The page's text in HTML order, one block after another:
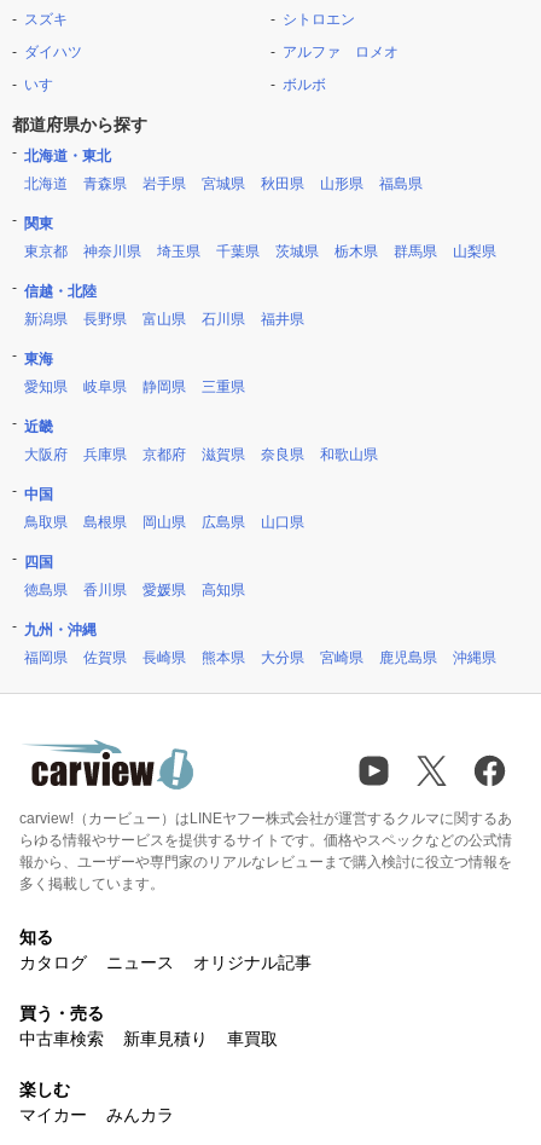
スズキ
ダイハツ
いすゞ
シトロエン
アルファ ロメオ
ボルボ
都道府県から探す
北海道・東北
北海道
青森県 岩手県 宮城県 秋田県 山形県 福島県
関東
東京都
神奈川県 埼玉県 千葉県 茨城県 栃木県 群馬県 山梨県
信越・北陸
新潟県
長野県 富山県 石川県 福井県
東海
愛知県
岐阜県 静岡県 三重県
近畿
大阪府
兵庫県 京都府 滋賀県 奈良県 和歌山県
中国
鳥取県
島根県 岡山県 広島県 山口県
四国
徳島県
香川県 愛媛県 高知県
九州・沖縄
福岡県
佐賀県 長崎県 熊本県 大分県 宮崎県 鹿児島県 沖縄県
carview!（カービュー）はLINEヤフー株式会社が運営するクルマに関するあ
らゆる情報やサービスを提供するサイトです。価格やスペックなどの公式情
報から、ユーザーや専門家のリアルなレビューまで購入検討に役立つ情報を
多く掲載しています。
知る
カタログ
ニュース オリジナル記事
買う・売る
中古車検索
新車見積り 車買取
楽しむ
マイカー
みんカラ